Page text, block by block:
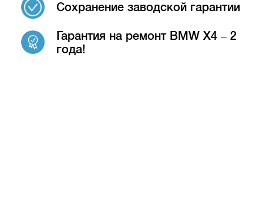
Сохранение заводской гарантии
Гарантия на ремонт BMW X4 – 2
года!